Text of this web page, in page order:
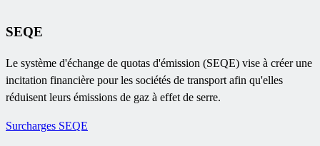
SEQE
Le système d'échange de quotas d'émission (SEQE) vise à créer une
incitation financière pour les sociétés de transport afin qu'elles
réduisent leurs émissions de gaz à effet de serre.
Surcharges SEQE